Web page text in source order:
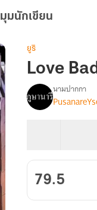
มุมนักเขียน
ยูริ
Love
เรื่องLove
Bad
ยัย
ตัว
ร้าย!
นามปากกา
79.5